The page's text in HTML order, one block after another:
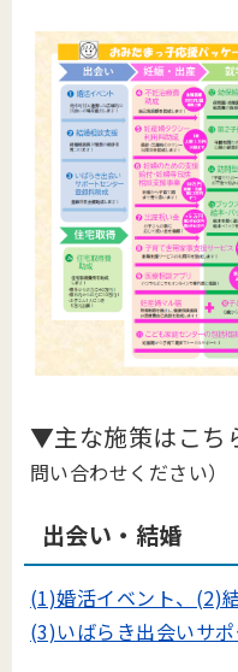
▼主な施策はこち
問い合わせください）
出会い・結婚
(1)婚活イベント、(2)
(3)いばらき出会いサ